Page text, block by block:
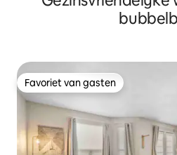
Favoriet van gasten
Favoriet van gasten